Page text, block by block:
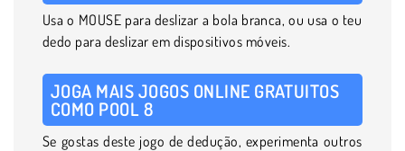
Usa o MOUSE para deslizar a bola branca, ou usa o teu
dedo para deslizar em dispositivos móveis.
JOGA MAIS JOGOS ONLINE GRATUITOS
COMO POOL 8
Se gostas deste jogo de dedução, experimenta outros